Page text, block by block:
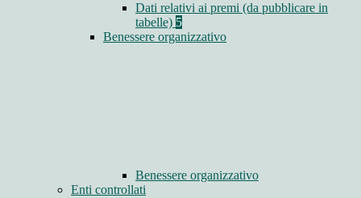
Dati relativi ai premi (da pubblicare in
tabelle) 5
Benessere organizzativo
Benessere organizzativo
Enti controllati